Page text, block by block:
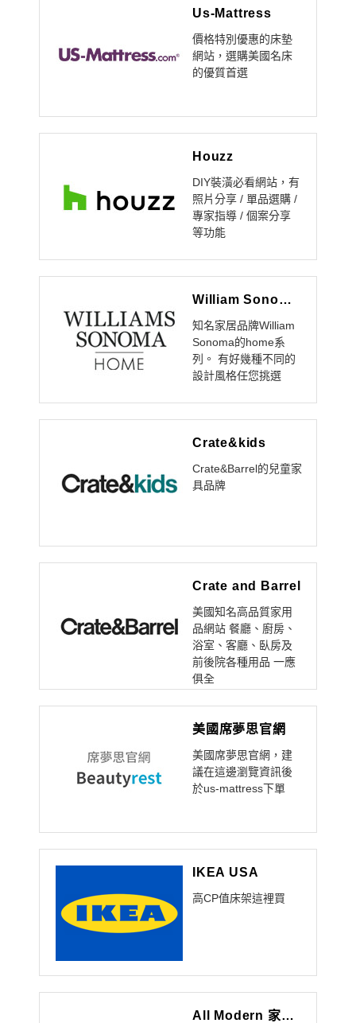
Us-Mattress
價格特別優惠的床墊
網站，選購美國名床
的優質首選
Houzz
DIY裝潢必看網站，有
照片分享 / 單品選購 /
專家指導 / 個案分享
等功能
William Sonoma Home
知名家居品牌William
Sonoma的home系
列。 有好幾種不同的
設計風格任您挑選
Crate&kids
Crate&Barrel的兒童家
具品牌
Crate and Barrel
美國知名高品質家用
品網站 餐廳、廚房、
浴室、客廳、臥房及
前後院各種用品 一應
俱全
美國席夢思官網
美國席夢思官網，建
議在這邊瀏覽資訊後
於us-mattress下單
IKEA USA
高CP值床架這裡買
All Modern 家具家飾網